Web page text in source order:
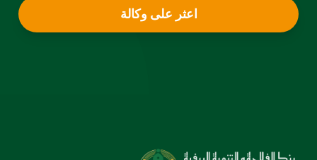
اعثر على وكالة